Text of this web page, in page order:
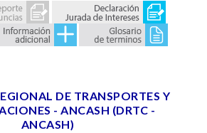
DE TRANSPORTES Y
- ANCASH (DRTC -
ANCASH)